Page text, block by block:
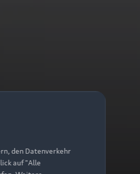
den Datenverkehr
auf "Alle